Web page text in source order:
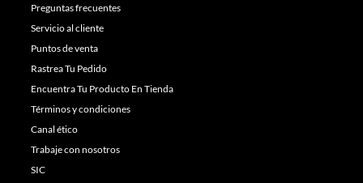
Preguntas frecuentes
Servicio al cliente
Puntos de venta
Rastrea Tu Pedido
Encuentra Tu Producto En Tienda
Términos y condiciones
Canal ético
Trabaje con nosotros
SIC